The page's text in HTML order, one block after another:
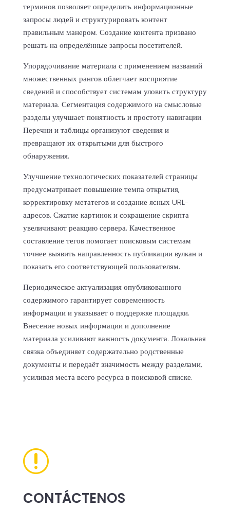
терминов позволяет определить информационные
запросы людей и структурировать контент
правильным манером. Создание контента призвано
решать на определённые запросы посетителей.
Упорядочивание материала с применением названий
множественных рангов облегчает восприятие
сведений и способствует системам уловить структуру
материала. Сегментация содержимого на смысловые
разделы улучшает понятность и простоту навигации.
Перечни и таблицы организуют сведения и
превращают их открытыми для быстрого
обнаружения.
Улучшение технологических показателей страницы
предусматривает повышение темпа открытия,
корректировку метатегов и создание ясных URL-
адресов. Сжатие картинок и сокращение скрипта
увеличивают реакцию сервера. Качественное
составление тегов помогает поисковым системам
точнее выявить направленность публикации вулкан и
показать его соответствующей пользователям.
Периодическое актуализация опубликованного
содержимого гарантирует современность
информации и указывает о поддержке площадки.
Внесение новых информации и дополнение
материала усиливают важность документа. Локальная
связка объединяет содержательно родственные
документы и передаёт значимость между разделами,
усиливая места всего ресурса в поисковой списке.
r
CONTÁCTENOS